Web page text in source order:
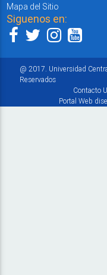
Mapa del Sitio
Siguenos en:
@ 2017. Universidad
Reservados
Contacto
Portal Web